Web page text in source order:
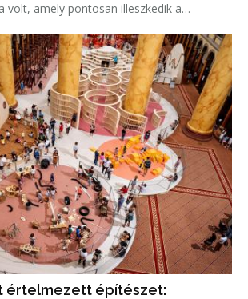
volt, amely pontosan illeszkedik a
értelmezett építészet: